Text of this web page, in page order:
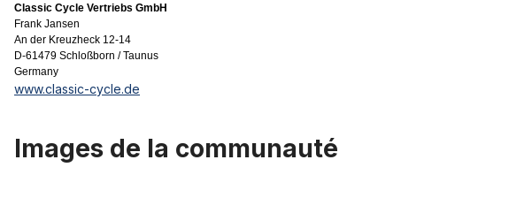
Classic Cycle Vertriebs GmbH
Frank Jansen
An der Kreuzheck 12-14
D-61479 Schloßborn / Taunus
Germany
www.classic-cycle.de
Images de la communauté